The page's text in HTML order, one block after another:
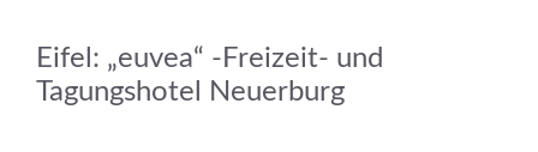
Eifel: „euvea“ -Freizeit- und
Tagungshotel Neuerburg